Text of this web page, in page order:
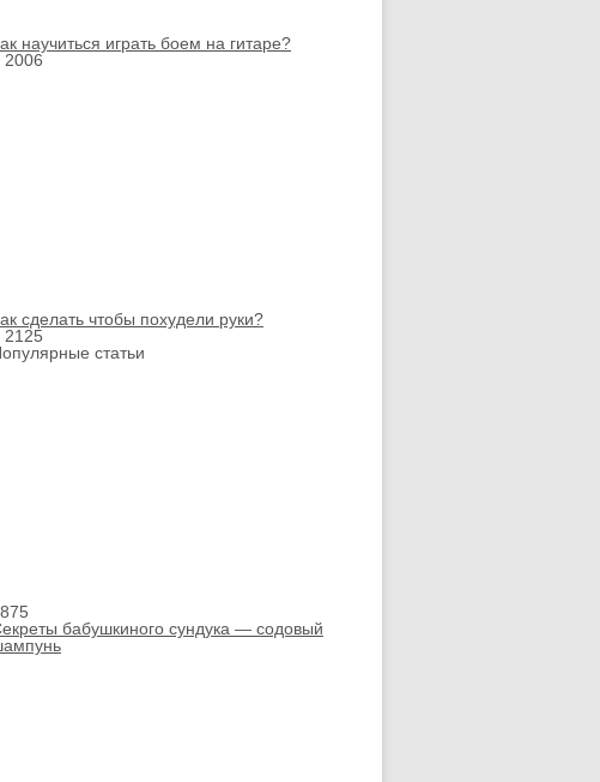
научиться играть боем на гитаре?
2006
сделать чтобы похудели руки?
2125
статьи
бабушкиного сундука — содовый